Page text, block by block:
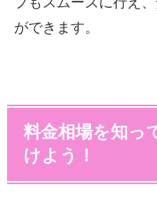
ができます。
料金相場を知っ
けよう！